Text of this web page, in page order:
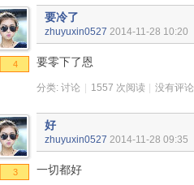
4
要冷了
zhuyuxin0527 2014-11-28 10:20
要零下了恩
分类: 讨论 1557 次阅读 没有评论
3
好
zhuyuxin0527 2014-11-28 09:35
一切都好